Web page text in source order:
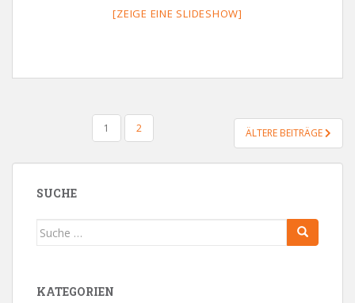
[ZEIGE EINE SLIDESHOW]
SEITENNUMMERIERUNG
BEITRÄGE
1 2 ÄLTERE BEITRÄGE
SUCHE
Suche
KATEGORIEN